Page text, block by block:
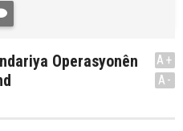
Operasyonên
A+
A-